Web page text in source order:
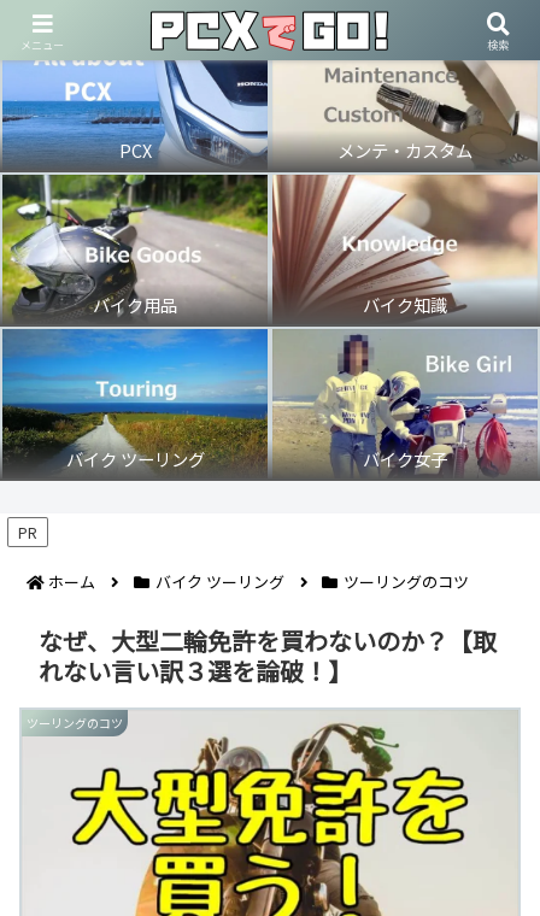
PCX メンテ・カスタム
バイク用品 バイク知識
バイク ツーリング バイク女子
PR
ホーム バイク ツーリング ツーリングのコツ
なぜ、大型二輪免許を買わないのか？【取
れない言い訳３選を論破！】
ツーリングのコツ
メニュー 検索